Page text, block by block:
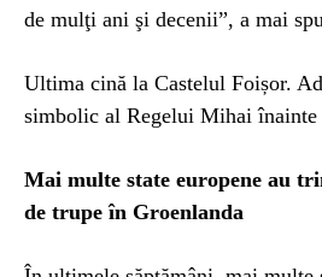
de mulţi ani şi decenii”, a mai
Ultima cină la Castelul Foișor.
simbolic al Regelui Mihai înainte
Mai multe state europene au
de trupe în Groenlanda